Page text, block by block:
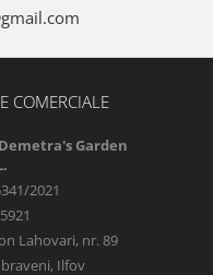
COMERCIALE
Garden
2021
Lahovari, nr. 89
Ilfov